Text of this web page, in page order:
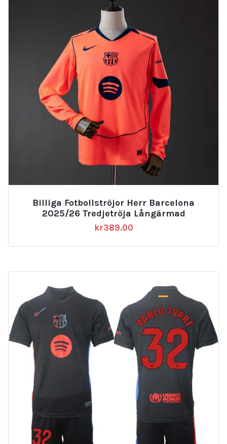
Billiga Fotbollströjor Herr Barcelona
2025/26 Tredjetröja Långärmad
kr389.00